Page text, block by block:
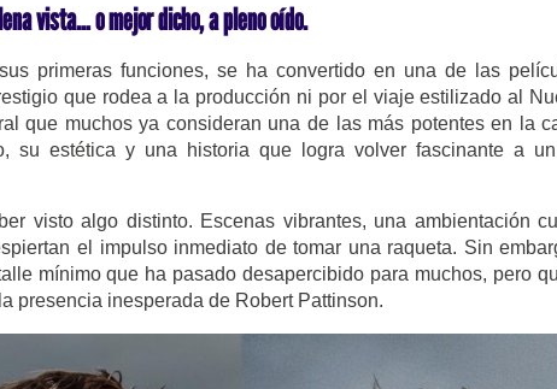
vista… o mejor dicho, a pleno oído.
primeras funciones, se ha convertido en una de las
que rodea a la producción ni por el viaje estilizado al
que muchos ya consideran una de las más potentes en la
su estética y una historia que logra volver fascinante a
visto algo distinto. Escenas vibrantes, una ambientación
el impulso inmediato de tomar una raqueta. Sin
mínimo que ha pasado desapercibido para muchos, pero
presencia inesperada de Robert Pattinson.